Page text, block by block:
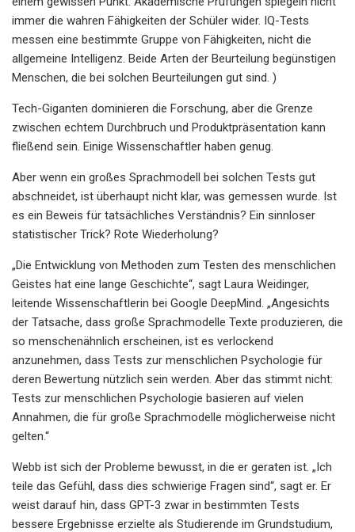
immer die wahren Fähigkeiten der Schüler wider. IQ-Tests
messen eine bestimmte Gruppe von Fähigkeiten, nicht die
allgemeine Intelligenz. Beide Arten der Beurteilung begünstigen
Menschen, die bei solchen Beurteilungen gut sind. )
Tech-Giganten dominieren die Forschung, aber die Grenze
zwischen echtem Durchbruch und Produktpräsentation kann
fließend sein. Einige Wissenschaftler haben genug.
Aber wenn ein großes Sprachmodell bei solchen Tests gut
abschneidet, ist überhaupt nicht klar, was gemessen wurde. Ist
es ein Beweis für tatsächliches Verständnis? Ein sinnloser
statistischer Trick? Rote Wiederholung?
„Die Entwicklung von Methoden zum Testen des menschlichen
Geistes hat eine lange Geschichte“, sagt Laura Weidinger,
leitende Wissenschaftlerin bei Google DeepMind. „Angesichts
der Tatsache, dass große Sprachmodelle Texte produzieren, die
so menschenähnlich erscheinen, ist es verlockend
anzunehmen, dass Tests zur menschlichen Psychologie für
deren Bewertung nützlich sein werden. Aber das stimmt nicht:
Tests zur menschlichen Psychologie basieren auf vielen
Annahmen, die für große Sprachmodelle möglicherweise nicht
gelten.“
Webb ist sich der Probleme bewusst, in die er geraten ist. „Ich
teile das Gefühl, dass dies schwierige Fragen sind“, sagt er. Er
weist darauf hin, dass GPT-3 zwar in bestimmten Tests
bessere Ergebnisse erzielte als Studierende im Grundstudium,